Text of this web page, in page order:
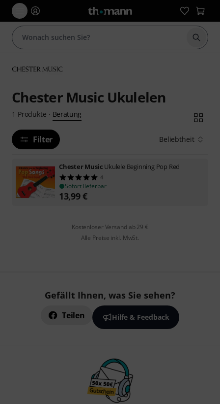
Suche
Chester Music Ukulelen
1 Produkte · Beratung
Filter Beliebtheit
Chester Music Ukulele Beginning Pop Red
4
Sofort lieferbar
13,99€
Kostenloser Versand ab 29 €
Alle Preise inkl. MwSt.
Gefällt Ihnen, was Sie sehen?
Teilen Hilfe & Feedback